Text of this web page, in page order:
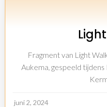
Fragment van Light
Aukema, gespeeld
juni 2, 2024